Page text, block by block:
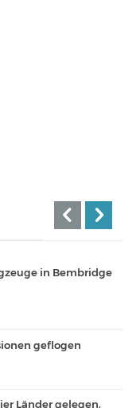
in Bembridge
geflogen
Länder gelegen,